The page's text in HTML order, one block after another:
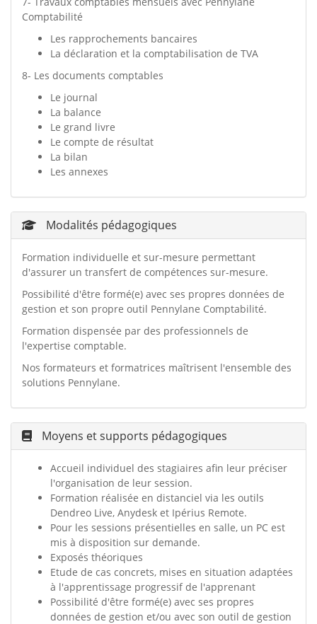
Comptabilité
Les rapprochements bancaires
La déclaration et la comptabilisation de TVA
8- Les documents comptables
Le journal
La balance
Le grand livre
Le compte de résultat
La bilan
Les annexes
Modalités pédagogiques
Formation individuelle et sur-mesure permettant
d'assurer un transfert de compétences sur-mesure.
Possibilité d'être formé(e) avec ses propres données de
gestion et son propre outil Pennylane Comptabilité.
Formation dispensée par des professionnels de
l'expertise comptable.
Nos formateurs et formatrices maîtrisent l'ensemble des
solutions Pennylane.
Moyens et supports pédagogiques
Accueil individuel des stagiaires afin leur préciser
l'organisation de leur session.
Formation réalisée en distanciel via les outils
Dendreo Live, Anydesk et Ipérius Remote.
Pour les sessions présentielles en salle, un PC est
mis à disposition sur demande.
Exposés théoriques
Etude de cas concrets, mises en situation adaptées
à l'apprentissage progressif de l'apprenant
Possibilité d'être formé(e) avec ses propres
données de gestion et/ou avec son outil de gestion